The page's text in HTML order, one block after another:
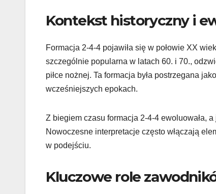
Kontekst historyczny i
Formacja 2-4-4 pojawiła się w połowie XX
szczególnie popularna w latach 60. i 70.,
piłce nożnej. Ta formacja była postrzegana
wcześniejszych epokach.
Z biegiem czasu formacja 2-4-4 ewoluowała,
Nowoczesne interpretacje często włączają
w podejściu.
Kluczowe role